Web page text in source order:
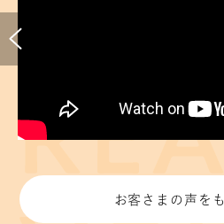
お客さまの声を